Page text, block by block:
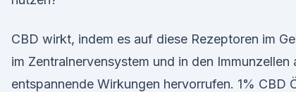
CBD wirkt, indem es auf diese Rezeptoren im
im Zentralnervensystem und in den Immunzellen
entspannende Wirkungen hervorrufen. 1% CBD